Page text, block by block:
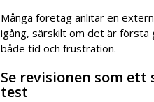
Många företag anlitar en
igång, särskilt om det är första
både tid och frustration.
Se revisionen som
test